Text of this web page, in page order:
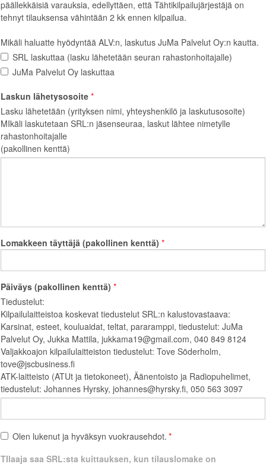
päällekkäisiä varauksia, edellyttäen, että Tähtikilpailujärjestäjä on
tehnyt tilauksensa vähintään 2 kk ennen kilpailua.
Mikäli haluatte hyödyntää ALV:n, laskutus JuMa Palvelut Oy:n kautta.
SRL laskuttaa (lasku lähetetään seuran rahastonhoitajalle)
JuMa Palvelut Oy laskuttaa
Laskun lähetysosoite
Lasku lähetetään (yrityksen nimi, yhteyshenkilö ja laskutusosoite)
MIkäli laskutetaan SRL:n jäsenseuraa, laskut lähtee nimetylle
rahastonhoitajalle
(pakollinen kenttä)
Lomakkeen täyttäjä (pakollinen kenttä)
Päiväys (pakollinen kenttä)
Tiedustelut:
Kilpailulaitteistoa koskevat tiedustelut SRL:n kalustovastaava:
Karsinat, esteet, kouluaidat, teltat, pararamppi, tiedustelut: JuMa
Palvelut Oy, Jukka Mattila, jukkama19@gmail.com, 040 849 8124
Valjakkoajon kilpailulaitteiston tiedustelut: Tove Söderholm,
tove@jscbusiness.fi
ATK-laitteisto (ATUt ja tietokoneet), Äänentoisto ja Radiopuhelimet,
tiedustelut: Johannes Hyrsky, johannes@hyrsky.fi, 050 563 3097
Olen lukenut ja hyväksyn vuokrausehdot.
TIlaaja saa SRL:sta kuittauksen, kun tilauslomake on